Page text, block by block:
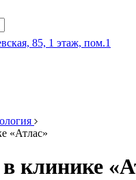
85, 1 этаж, пом.1
«Атлас»
клинике